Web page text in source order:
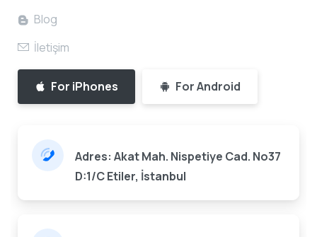
Blog
İletişim
For iPhones For Android
Adres: Akat Mah. Nispetiye Cad. No37
D:1/C Etiler, İstanbul